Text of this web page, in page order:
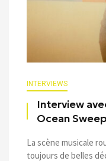
INTERVIEWS
Interview
Ocean Sweep
La scène musicale
toujours de belles